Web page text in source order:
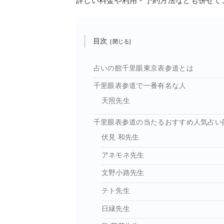
目次
占いの館千里眼東京表参道とは
千里眼表参道で一番有名な人
天照先生
千里眼表参道の当たるおすすめ人気占い
伏見 和先生
アネモネ先生
文野小路先生
テト先生
日縁先生